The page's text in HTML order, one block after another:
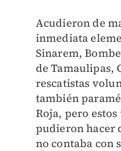
Acudieron de
inmediata
Sinarem,
de Tamaulipas,
rescatistas
también
Roja, pero
pudieron hacer
no contaba con